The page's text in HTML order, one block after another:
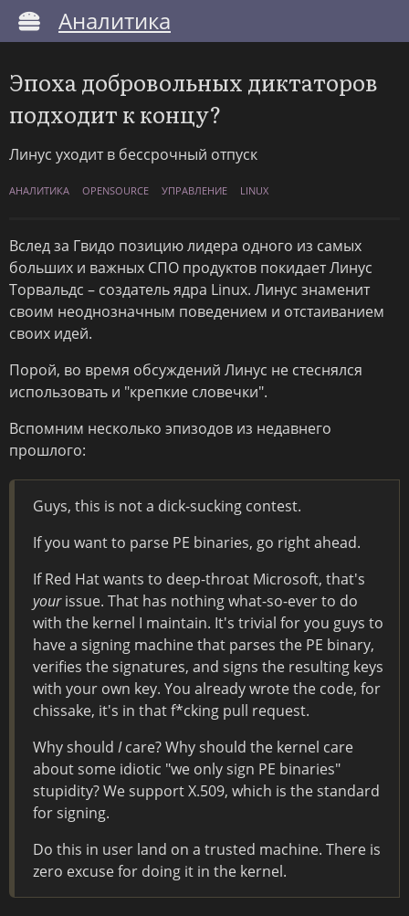
Аналитика
Эпоха добровольных диктаторов
подходит к концу?
Линус уходит в бессрочный отпуск
АНАЛИТИКА OPENSOURCE УПРАВЛЕНИЕ LINUX
Вслед за Гвидо позицию лидера одного из самых
больших и важных СПО продуктов покидает Линус
Торвальдс – создатель ядра Linux. Линус знаменит
своим неоднозначным поведением и отстаиванием
своих идей.
Порой, во время обсуждений Линус не стеснялся
использовать и "крепкие словечки".
Вспомним несколько эпизодов из недавнего
прошлого:
Guys, this is not a dick-sucking contest.
If you want to parse PE binaries, go right ahead.
If Red Hat wants to deep-throat Microsoft, that's
yourissue. That has nothing what-so-ever to do
with the kernel I maintain. It's trivial for you guys to
have a signing machine that parses the PE binary,
verifies the signatures, and signs the resulting keys
with your own key. You already wrote the code, for
chissake, it's in that f*cking pull request.
Why should Icare? Why should the kernel care
about some idiotic "we only sign PE binaries"
stupidity? We support X.509, which is the standard
for signing.
Do this in user land on a trusted machine. There is
zero excuse for doing it in the kernel.